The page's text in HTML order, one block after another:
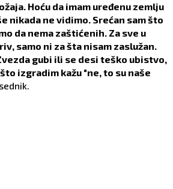
Hoću da imam uređenu zemlju
nikada ne vidimo. Srećan sam što
da nema zaštićenih. Za sve u
samo ni za šta nisam zaslužan.
gubi ili se desi teško ubistvo,
izgradim kažu "ne, to su naše